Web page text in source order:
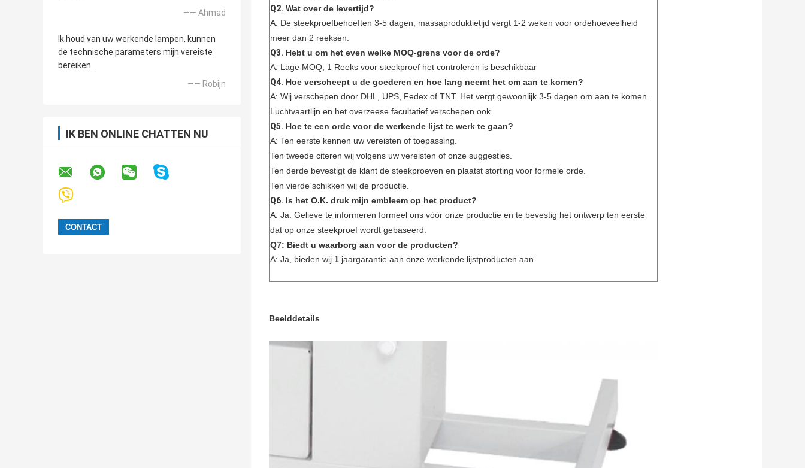
—— Ahmad
Ik houd van uw werkende lampen, kunnen
de technische parameters mijn vereiste
bereiken.
—— Robijn
IK BEN ONLINE CHATTEN NU
Q2. Wat over de levertijd?
A: De steekproefbehoeften 3-5 dagen, massaproduktietijd vergt 1-2 weken voor ordehoeveelheid
meer dan 2 reeksen.
Q3. Hebt u om het even welke MOQ-grens voor de orde?
A: Lage MOQ, 1 Reeks voor steekproef het controleren is beschikbaar
Q4. Hoe verscheept u de goederen en hoe lang neemt het om aan te komen?
A: Wij verschepen door DHL, UPS, Fedex of TNT. Het vergt gewoonlijk 3-5 dagen om aan te komen.
Luchtvaartlijn en het overzeese facultatief verschepen ook.
Q5. Hoe te een orde voor de werkende lijst te werk te gaan?
A: Ten eerste kennen uw vereisten of toepassing.
Ten tweede citeren wij volgens uw vereisten of onze suggesties.
Ten derde bevestigt de klant de steekproeven en plaatst storting voor formele orde.
Ten vierde schikken wij de productie.
Q6. Is het O.K. druk mijn embleem op het product?
A: Ja. Gelieve te informeren formeel ons vóór onze productie en te bevestig het ontwerp ten eerste
dat op onze steekproef wordt gebaseerd.
Q7: Biedt u waarborg aan voor de producten?
A: Ja, bieden wij 1 jaargarantie aan onze werkende lijstproducten aan.
Beelddetails